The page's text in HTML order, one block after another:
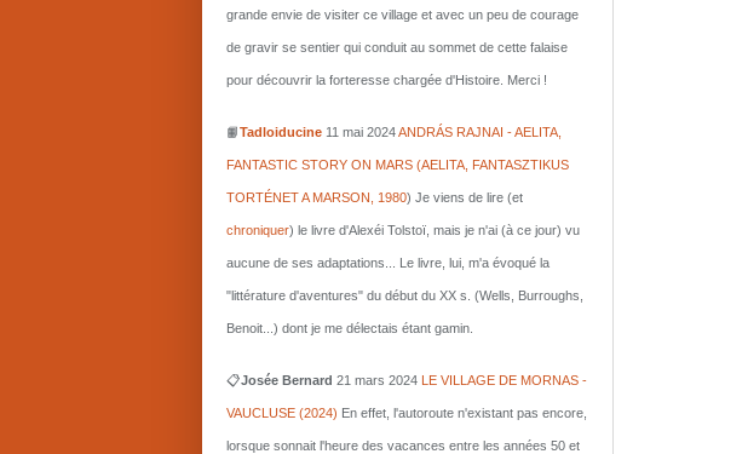
grande envie de visiter ce village et avec un peu de courage
de gravir se sentier qui conduit au sommet de cette falaise
pour découvrir la forteresse chargée d'Histoire. Merci !
📙Tadloiducine 11 mai 2024ANDRÁS RAJNAI - AELITA,
FANTASTIC STORY ON MARS (AELITA, FANTASZTIKUS
TORTÉNET A MARSON, 1980) Je viens de lire (et
chroniquer) le livre d'Alexéi Tolstoï, mais je n'ai (à ce jour) vu
aucune de ses adaptations... Le livre, lui, m'a évoqué la
"littérature d'aventures" du début du XX s. (Wells, Burroughs,
Benoit...) dont je me délectais étant gamin.
📋Josée Bernard 21 mars 2024 LE VILLAGE DE MORNAS -
VAUCLUSE (2024) En effet, l'autoroute n'existant pas encore,
lorsque sonnait l'heure des vacances entre les années 50 et